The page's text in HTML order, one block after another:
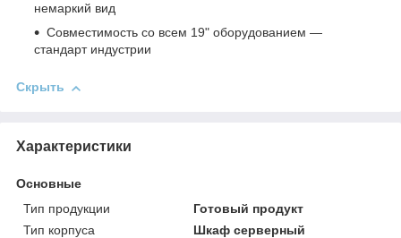
немаркий вид
Совместимость со всем 19" оборудованием —
стандарт индустрии
Скрыть
Характеристики
Основные
Тип продукции
Готовый продукт
Тип корпуса
Шкаф серверный